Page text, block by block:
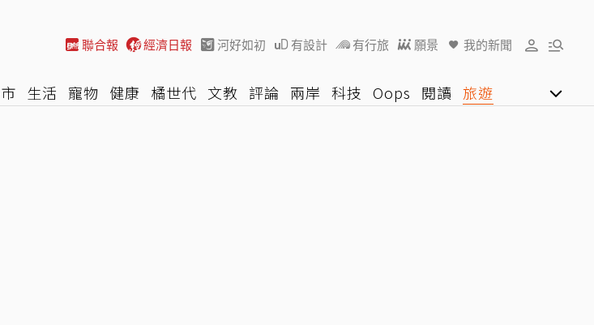
聯合報 經濟日報 河好如初 有設計 有行旅 願景 我的新聞
生活 寵物 健康 橘世代 文教 評論 兩岸 科技 Oops 閱讀 旅遊